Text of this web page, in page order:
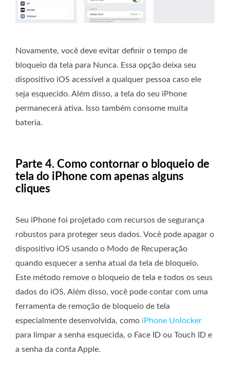
Novamente, você deve evitar definir o tempo de
bloqueio da tela para Nunca. Essa opção deixa seu
dispositivo iOS acessível a qualquer pessoa caso ele
seja esquecido. Além disso, a tela do seu iPhone
permanecerá ativa. Isso também consome muita
bateria.
Parte 4. Como contornar o bloqueio de
tela do iPhone com apenas alguns
cliques
Seu iPhone foi projetado com recursos de segurança
robustos para proteger seus dados. Você pode apagar o
dispositivo iOS usando o Modo de Recuperação
quando esquecer a senha atual da tela de bloqueio.
Este método remove o bloqueio de tela e todos os seus
dados do iOS. Além disso, você pode contar com uma
ferramenta de remoção de bloqueio de tela
especialmente desenvolvida, como iPhone Unlocker
para limpar a senha esquecida, o Face ID ou Touch ID e
a senha da conta Apple.